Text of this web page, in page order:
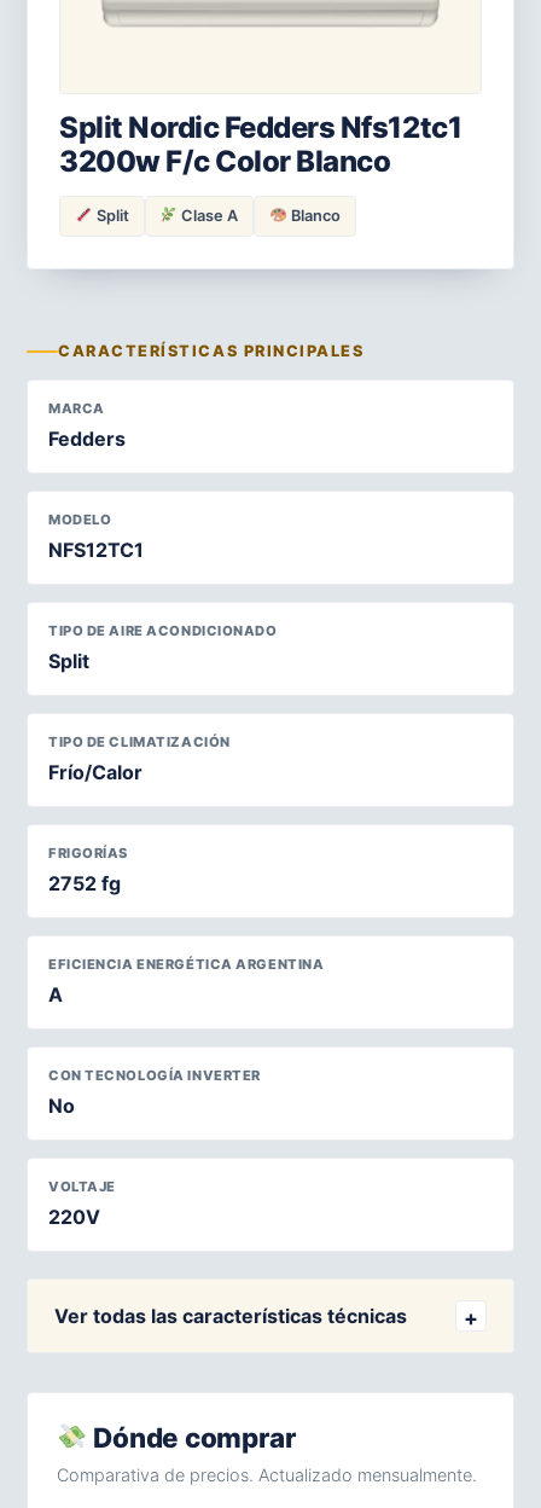
Split Nordic Fedders Nfs12tc1
3200w F/c Color Blanco
Split Clase A Blanco
CARACTERÍSTICAS PRINCIPALES
MARCA
Fedders
MODELO
NFS12TC1
TIPO DE AIRE ACONDICIONADO
Split
TIPO DE CLIMATIZACIÓN
Frío/Calor
FRIGORÍAS
2752 fg
EFICIENCIA ENERGÉTICA ARGENTINA
A
CON TECNOLOGÍA INVERTER
No
VOLTAJE
220V
Ver todas las características técnicas
Dónde comprar
Comparativa de precios. Actualizado mensualmente.